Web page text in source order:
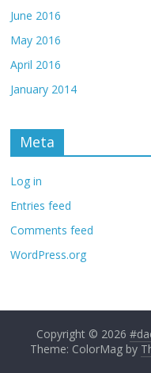
June 2016
May 2016
April 2016
January 2014
Meta
Log in
Entries feed
Comments feed
WordPress.org
Copyright © 2026
Theme: ColorMag by